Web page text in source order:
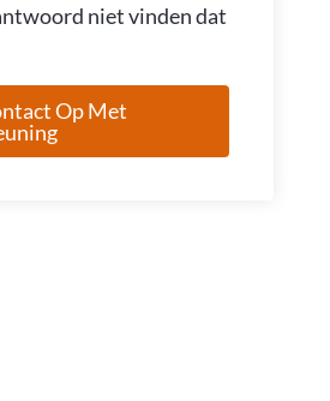
niet vinden dat
Op Met